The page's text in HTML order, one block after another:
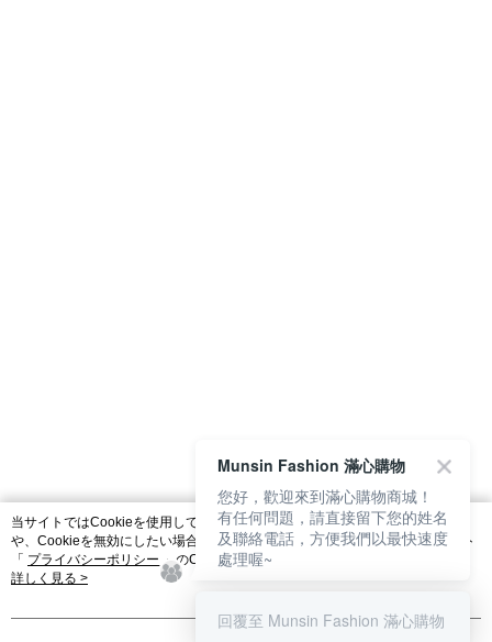
当サイトではCookieを使用しています。当サイトのCookie使用に関する詳細
や、Cookieを無効にしたい場合のブラウザでの設定方法については、当サイト
「 プライバシーポリシー 」のCookieポリシーをご参照ください。お客さま
が、当サイトを引き続き使用される場合、当社がサイト利用規約のCookieポリ
詳しく見る >
Munsin Fashion 滿心購物
您好，歡迎來到滿心購物商城！
有任何問題，請直接留下您的姓名
及聯絡電話，方便我們以最快速度
處理喔~
回覆至 Munsin Fashion 滿心購物